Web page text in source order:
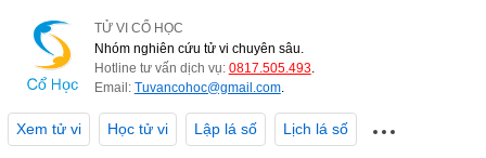
TỬ VI CỔ HỌC
Nhóm nghiên cứu tử vi chuyên sâu.
Hotline tư vấn dịch vụ: 0817.505.493.
Email: Tuvancohoc@gmail.com.
Xem tử vi Học tử vi Lập lá số Lịch lá số